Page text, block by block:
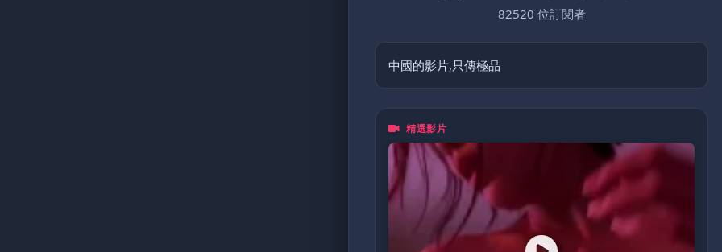
82520 位訂閱者
中國的影片,只傳極品
精選影片